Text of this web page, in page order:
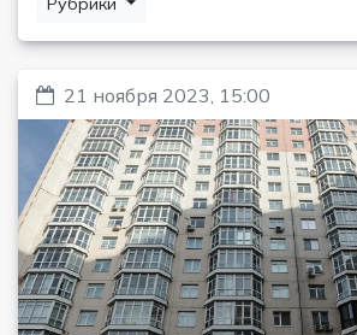
21 ноября 2023, 15:00